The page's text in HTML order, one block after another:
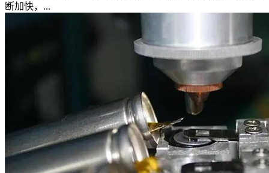
断加快，...